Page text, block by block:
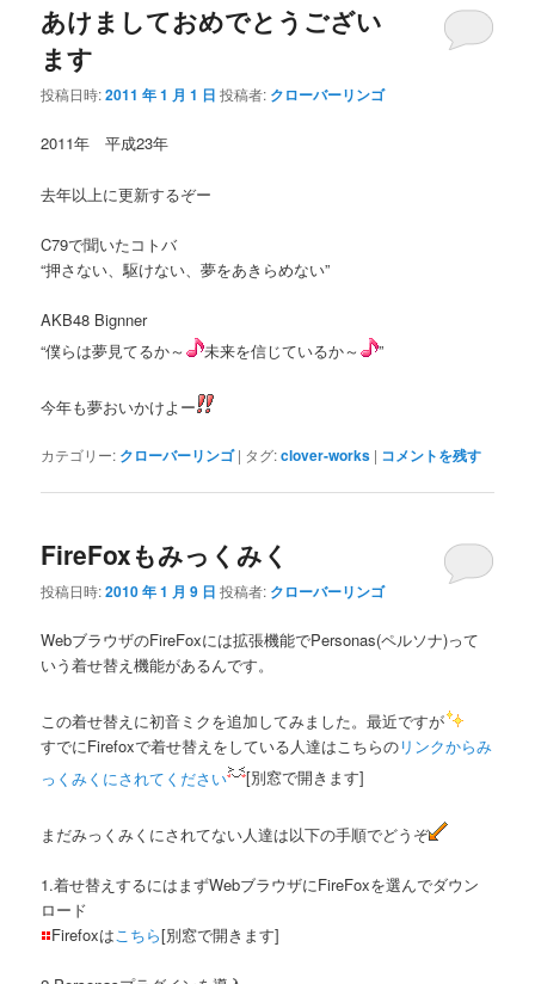
あけましておめでとうござい
ます
投稿日時:2011 年 1 月 1 日 投稿者: クローバーリンゴ
2011年 平成23年
去年以上に更新するぞー
C79で聞いたコトバ
“押さない、駆けない、夢をあきらめない”
AKB48 Bignner
“僕らは夢見てるか～
未来を信じているか～ ”
今年も夢おいかけよー
カテゴリー: クローバーリンゴ | タグ:clover-works | コメントを残す
FireFoxもみっくみく
投稿日時:2010 年 1 月 9 日 投稿者: クローバーリンゴ
WebブラウザのFireFoxには拡張機能でPersonas(ペルソナ)って
いう着せ替え機能があるんです。
この着せ替えに初音ミクを追加してみました。最近ですが
すでにFirefoxで着せ替えをしている人達はこちらのリンクからみ
っくみくにされてください
[別窓で開きます]
まだみっくみくにされてない人達は以下の手順でどうぞ
1.着せ替えするにはまずWebブラウザにFireFoxを選んでダウン
ロード
Firefoxはこちら[別窓で開きます]